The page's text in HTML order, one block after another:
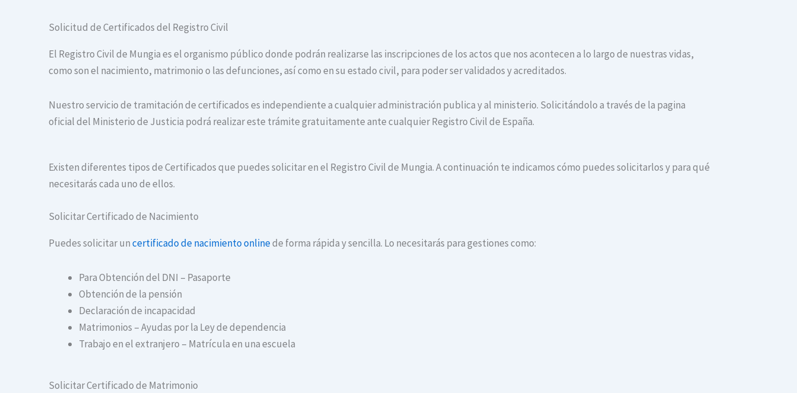
Solicitud de Certificados del Registro Civil
El Registro Civil de Mungia es el organismo público donde podrán realizarse las inscripciones de los actos que nos acontecen a lo largo de nuestras vidas,
como son el nacimiento, matrimonio o las defunciones, así como en su estado civil, para poder ser validados y acreditados.
Nuestro servicio de tramitación de certificados es independiente a cualquier administración publica y al ministerio. Solicitándolo a través de la pagina
oficial del Ministerio de Justicia podrá realizar este trámite gratuitamente ante cualquier Registro Civil de España.
Existen diferentes tipos de Certificados que puedes solicitar en el Registro Civil de Mungia. A continuación te indicamos cómo puedes solicitarlos y para qué
necesitarás cada uno de ellos.
Solicitar Certificado de Nacimiento
Puedes solicitar uncertificado de nacimiento onlinede forma rápida y sencilla. Lo necesitarás para gestiones como:
Para Obtención del DNI – Pasaporte
Obtención de la pensión
Declaración de incapacidad
Matrimonios – Ayudas por la Ley de dependencia
Trabajo en el extranjero – Matrícula en una escuela
Solicitar Certificado de Matrimonio